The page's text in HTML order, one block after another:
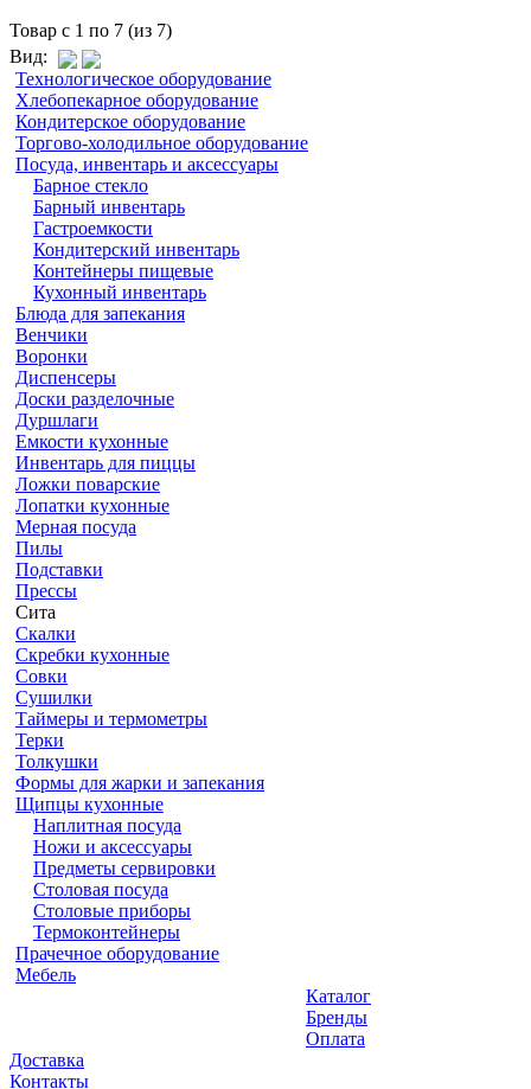
Товар с 1 по 7 (из 7)
Вид:
Технологическое оборудование
Хлебопекарное оборудование
Кондитерское оборудование
Торгово-холодильное оборудование
Посуда, инвентарь и аксессуары
Барное стекло
Барный инвентарь
Гастроемкости
Кондитерский инвентарь
Контейнеры пищевые
Кухонный инвентарь
Блюда для запекания
Венчики
Воронки
Диспенсеры
Доски разделочные
Дуршлаги
Емкости кухонные
Инвентарь для пиццы
Ложки поварские
Лопатки кухонные
Мерная посуда
Пилы
Подставки
Прессы
Сита
Скалки
Скребки кухонные
Совки
Сушилки
Таймеры и термометры
Терки
Толкушки
Формы для жарки и запекания
Щипцы кухонные
Наплитная посуда
Ножи и аксессуары
Предметы сервировки
Столовая посуда
Столовые приборы
Термоконтейнеры
Прачечное оборудование
Мебель
Каталог
Бренды
Оплата
Доставка
Контакты